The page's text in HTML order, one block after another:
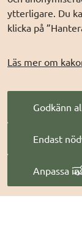
ytterligare. Du
klicka på
Läs mer om
Godkänn
Endast
Anpassa
DIGG på
PressMachine
DIGG på
Digg play
Hantera